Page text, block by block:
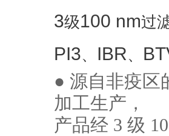
3级100 nm过
PI3、 IBR、
● 源自非疫区
加工生产 ，
产品经 3 级